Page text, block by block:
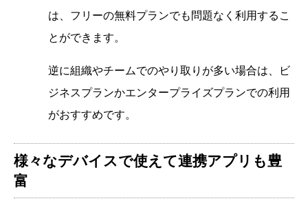
は、フリーの無料プランでも問題なく利用するこ
とができます。
逆に組織やチームでのやり取りが多い場合は、ビ
ジネスプランかエンタープライズプランでの利用
がおすすめです。
様々なデバイスで使えて連携アプリも豊
富